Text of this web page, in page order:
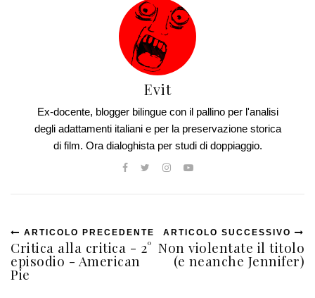
Evit
Ex-docente, blogger bilingue con il pallino per l'analisi
degli adattamenti italiani e per la preservazione storica
di film. Ora dialoghista per studi di doppiaggio.
ARTICOLO PRECEDENTE
Critica alla critica - 2°
episodio - American
Pie
ARTICOLO SUCCESSIVO
Non violentate il titolo
(e neanche Jennifer)